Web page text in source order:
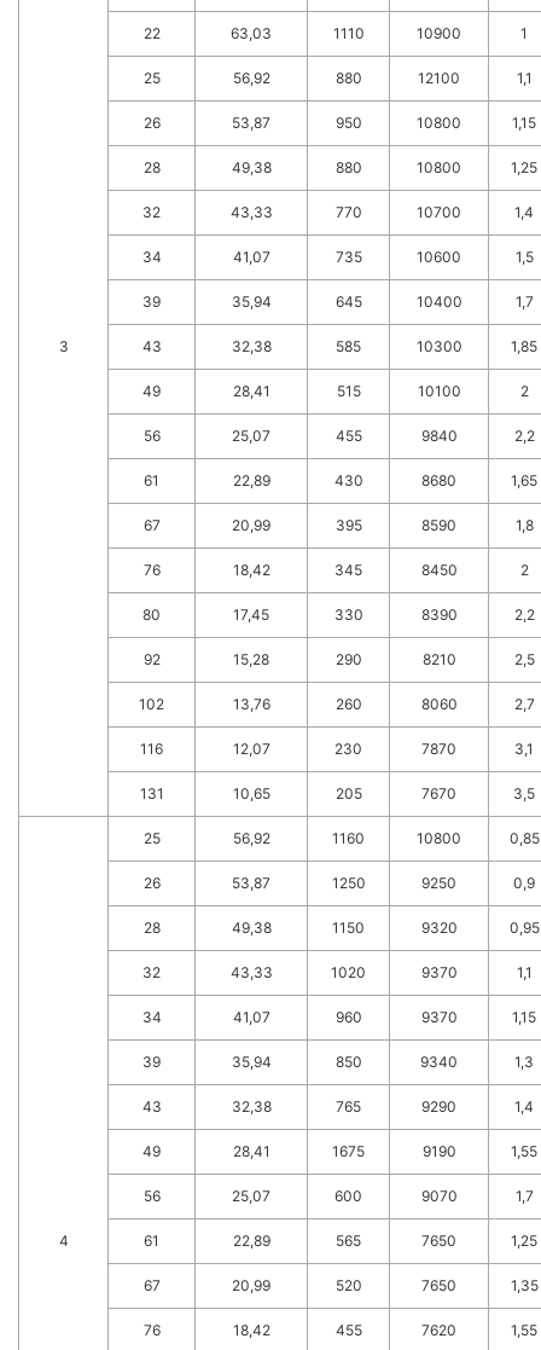
3
22 63,03 1110 10900 1
25 56,92 880 12100 1,1
26 53,87 950 10800 1,15
28 49,38 880 10800 1,25
32 43,33 770 10700 1,4
34 41,07 735 10600 1,5
39 35,94 645 10400 1,7
43 32,38 585 10300 1,85
49 28,41 515 10100 2
56 25,07 455 9840 2,2
61 22,89 430 8680 1,65
67 20,99 395 8590 1,8
76 18,42 345 8450 2
80 17,45 330 8390 2,2
92 15,28 290 8210 2,5
102 13,76 260 8060 2,7
116 12,07 230 7870 3,1
131 10,65 205 7670 3,5
4
25 56,92 1160 10800 0,85
26 53,87 1250 9250 0,9
28 49,38 1150 9320 0,95
32 43,33 1020 9370 1,1
34 41,07 960 9370 1,15
39 35,94 850 9340 1,3
43 32,38 765 9290 1,4
49 28,41 1675 9190 1,55
56 25,07 600 9070 1,7
61 22,89 565 7650 1,25
67 20,99 520 7650 1,35
76 18,42 455 7620 1,55